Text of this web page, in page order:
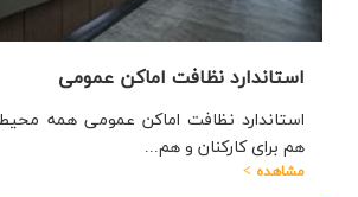
استاندارد نظافت اماکن عمومی
استاندارد نظافت اماکن عمومی همه
هم برای کارکنان و هم...
مشاهده >